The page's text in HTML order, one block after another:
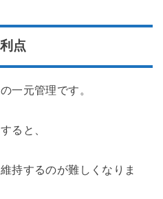
点
一元管理です。
ると、
持するのが難しくなりま